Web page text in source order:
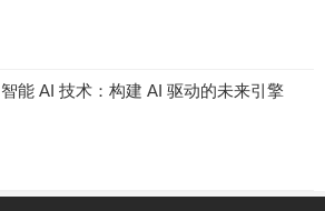
智能 AI 技术：构建 AI 驱动的未来引擎